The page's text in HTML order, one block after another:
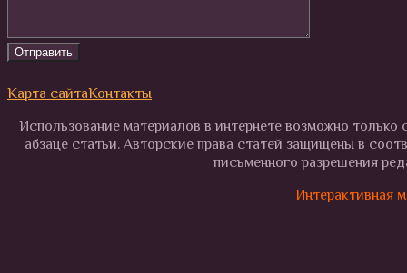
Карта сайтаКонтакты
Использование материалов в интернете возможно
абзаце статьи. Авторские права статей защищены в
письменного разрешения
Интерактивная